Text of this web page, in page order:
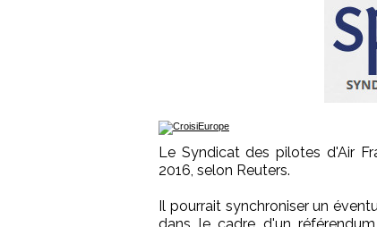
Le Syndicat des pilotes d'Air
2016, selon Reuters.
Il pourrait synchroniser un